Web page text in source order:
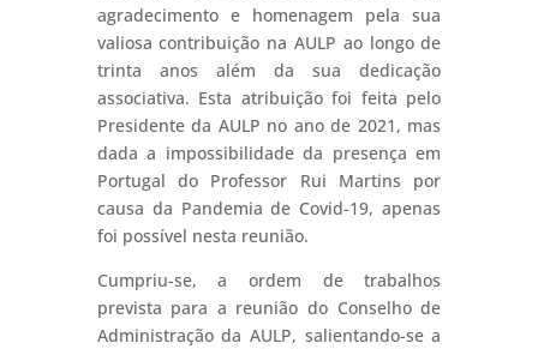
agradecimento e homenagem pela sua
valiosa contribuição na AULP ao longo de
trinta anos além da sua dedicação
associativa. Esta atribuição foi feita pelo
Presidente da AULP no ano de 2021, mas
dada a impossibilidade da presença em
Portugal do Professor Rui Martins por
causa da Pandemia de Covid-19, apenas
foi possível nesta reunião.
Cumpriu-se, a ordem de trabalhos
prevista para a reunião do Conselho de
Administração da AULP, salientando-se a